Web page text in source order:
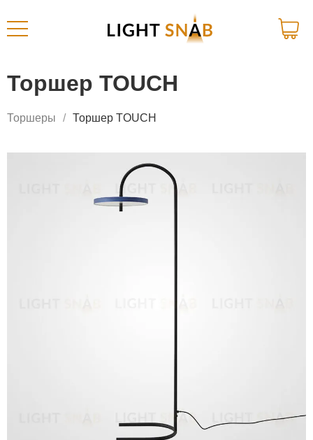
Торшер TOUCH
Торшеры Торшер TOUCH